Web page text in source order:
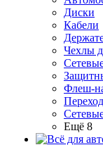
Диски
Кабели
Чехлы
Флеш-
Ещё 8